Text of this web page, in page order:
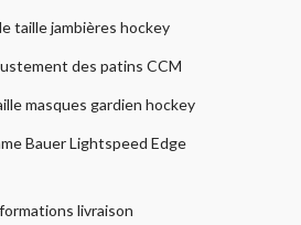
taille jambières hockey
des patins CCM
masques gardien hockey
Bauer Lightspeed Edge
livraison